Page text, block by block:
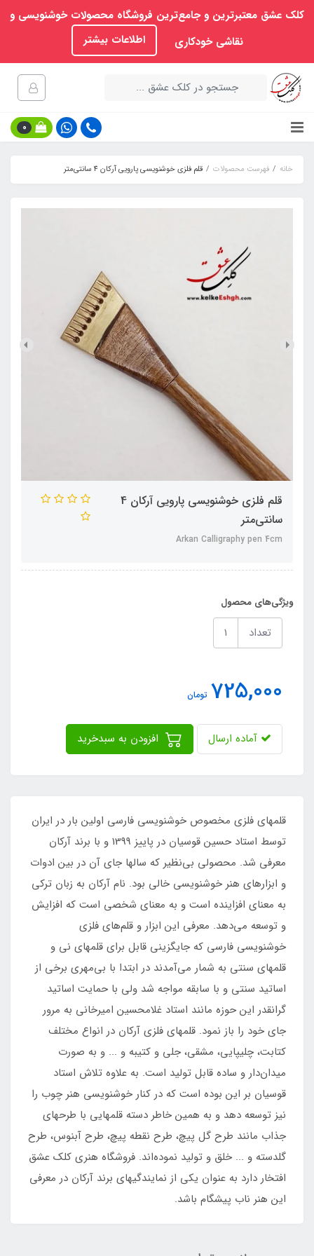
کلک عشق معتبرترین و جامع‌ترین فروشگاه محصولات خوشنویسی و
نقاشی خودکاری
اطلاعات بیشتر
0
خانه فهرست محصولات قلم فلزی خوشنویسی پارویی آرکان 4 سانتی‌متر
قلم فلزی خوشنویسی پارویی آرکان 4
سانتی‌متر
Arkan Calligraphy pen 4cm
ویژگی‌های محصول
تعداد
725,000 تومان
آماده ارسال
قلمهای فلزی مخصوص خوشنویسی فارسی اولین بار در ایران
توسط استاد حسین قوسیان در پاییز 1399 و با برند آرکان
معرفی شد. محصولی بی‌نظیر که سالها جای آن در بین ادوات
و ابزارهای هنر خوشنویسی خالی بود. نام آرکان به زبان ترکی
به معنای افزاینده است و به معنای شخصی است که افزایش
و توسعه می‌دهد. معرفی این ابزار و قلم‌های فلزی
خوشنویسی فارسی که جایگزینی قابل برای قلمهای نی و
قلمهای سنتی به شمار می‌آمدند در ابتدا با بی‌مهری برخی از
اساتید سنتی و با سابقه مواجه شد ولی با حمایت اساتید
گرانقدر این حوزه مانند استاد غلامحسین امیرخانی به مرور
جای خود را باز نمود. قلمهای فلزی آرکان در انواع مختلف
کتابت، چلیپایی، مشقی، جلی و کتیبه و ... و به صورت
میدان‌دار و ساده قابل تولید است. به علاوه تلاش استاد
قوسیان بر این بوده است که در کنار خوشنویسی هنر چوب را
نیز توسعه دهد و به همین خاطر دسته‌ قلمهایی با طرحهای
جذاب مانند طرح گل پیچ، طرح نقطه پیچ، طرح آبنوس، طرح
گلدسته و ... خلق و تولید نموده‌اند. فروشگاه هنری کلک عشق
افتخار دارد به عنوان یکی از نمایندگیهای برند آرکان در معرفی
این هنر ناب پیشگام باشد.